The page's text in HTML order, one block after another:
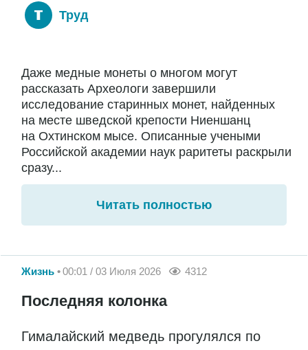
Труд
Даже медные монеты о многом могут
рассказать Археологи завершили
исследование старинных монет, найденных
на месте шведской крепости Ниеншанц
на Охтинском мысе. Описанные учеными
Российской академии наук раритеты раскрыли
сразу...
Читать полностью
Жизнь 00:01 / 03 Июля 2026 4312
Последняя колонка
Гималайский медведь прогулялся по